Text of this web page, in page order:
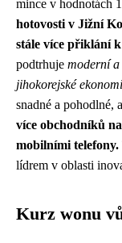
mince v hodnotách
hotovosti v Jižní
stále více přiklání
podtrhuje moderní a
jihokorejské
snadné a pohodlné,
více obchodníků
mobilními telefony.
lídrem v oblasti
Kurz wonu